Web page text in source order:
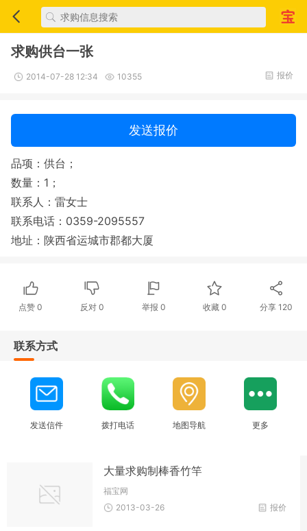
求购供台一张
2014-07-28 12:34 10355 报价
发送报价
品项：供台；
数量：1；
联系人：雷女士
联系电话：0359-2095557
地址：陕西省运城市郡都大厦
点赞0 反对 0 举报 0 收藏 0 分享120
联系方式
发送信件 拨打电话 地图导航 更多
大量求购制棒香竹竿
福宝网
报价
2013-03-26